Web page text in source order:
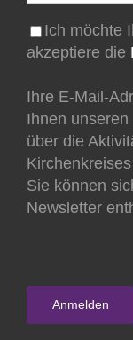
Ich möchte
akzeptiere die
Ihre E-Mail-
Ihnen
über die
Sie können
Newsletter